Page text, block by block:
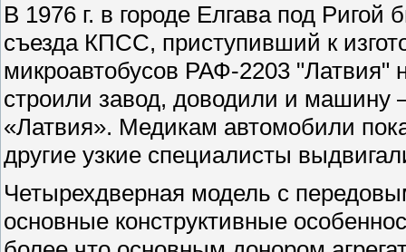
В 1976 г. в городе Елгава под
съезда КПСС, приступивший к
микроавтобусов РАФ-2203 "Латвия"
строили завод, доводили и
«Латвия». Медикам автомобили
другие узкие специалисты
Четырехдверная модель с
основные конструктивные